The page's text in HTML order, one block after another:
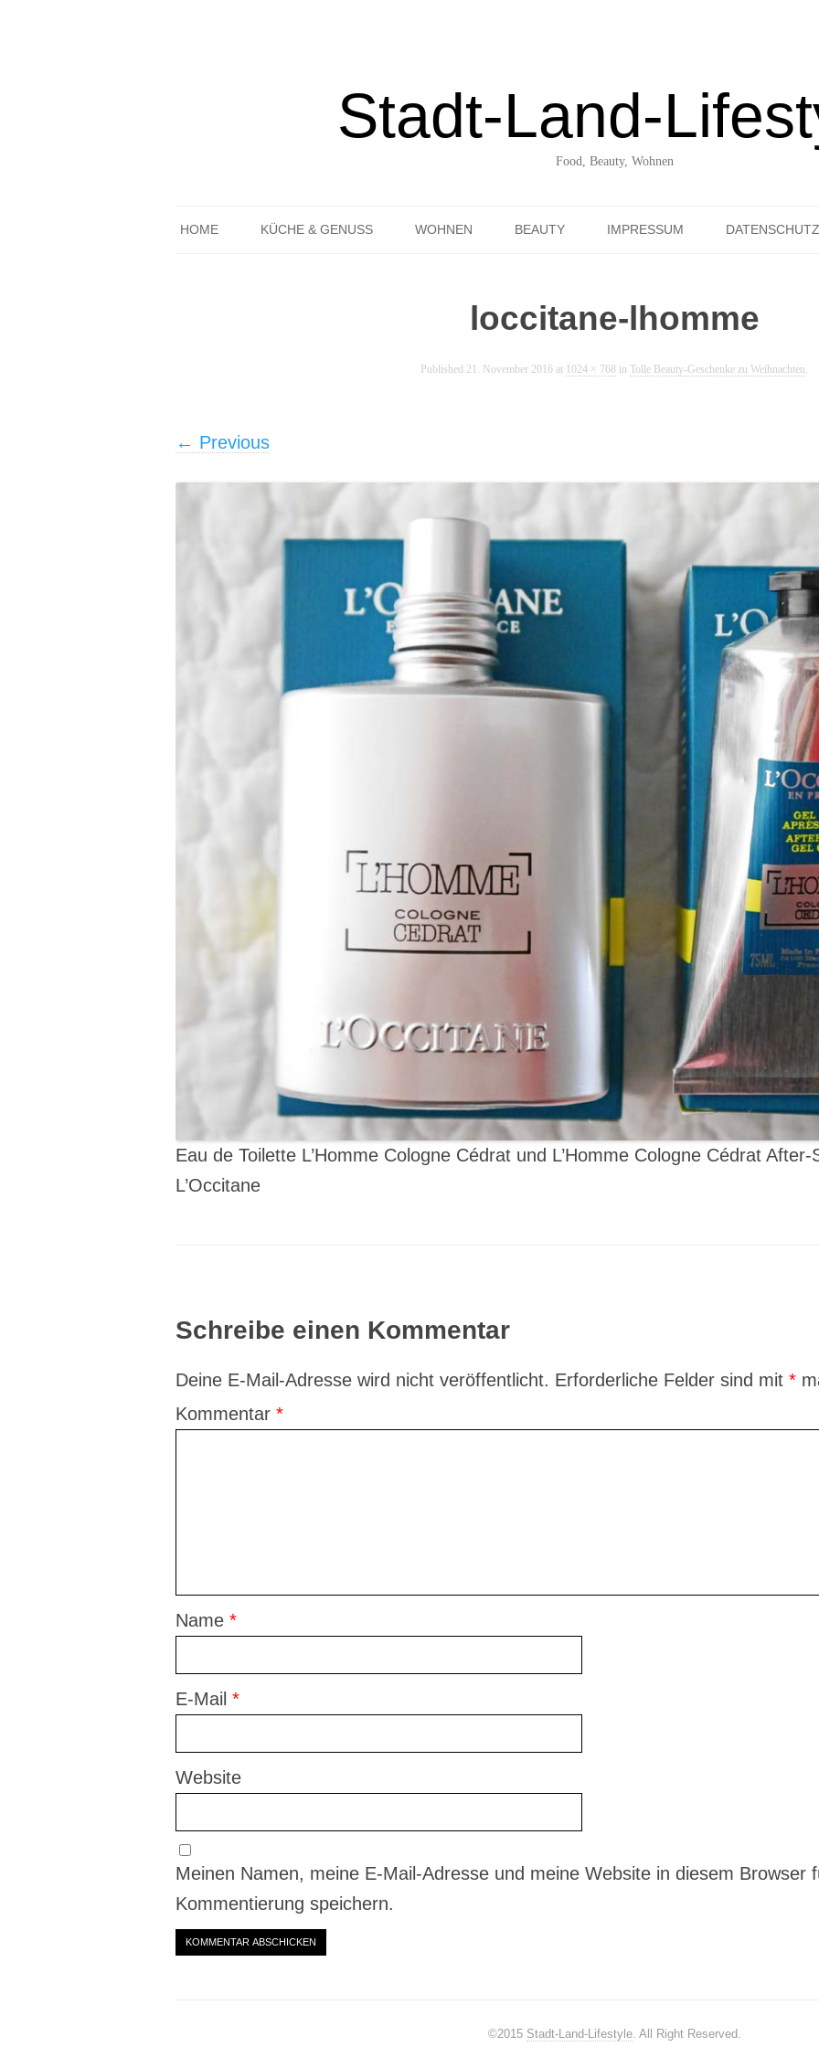
Stadt-Land-
Food, Beauty, Wohnen
HOME KÜCHE & GENUSS WOHNEN BEAUTY IMPRESSUM
loccitane-lhomme
Published 21. November 2016 at 1024 × 768 in Tolle Beauty-Geschenke zu Weihnachten.
← Previous
Eau de Toilette L’Homme Cologne Cédrat und L’Homme Cologne Cédrat
L’Occitane
Schreibe einen Kommentar
Deine E-Mail-Adresse wird nicht veröffentlicht. Erforderliche Felder sind mit *
Kommentar *
Name *
E-Mail *
Website
Meinen Namen, meine E-Mail-Adresse und meine Website in diesem Browser
Kommentierung speichern.
©2015 Stadt-Land-Lifestyle. All Right Reserved.